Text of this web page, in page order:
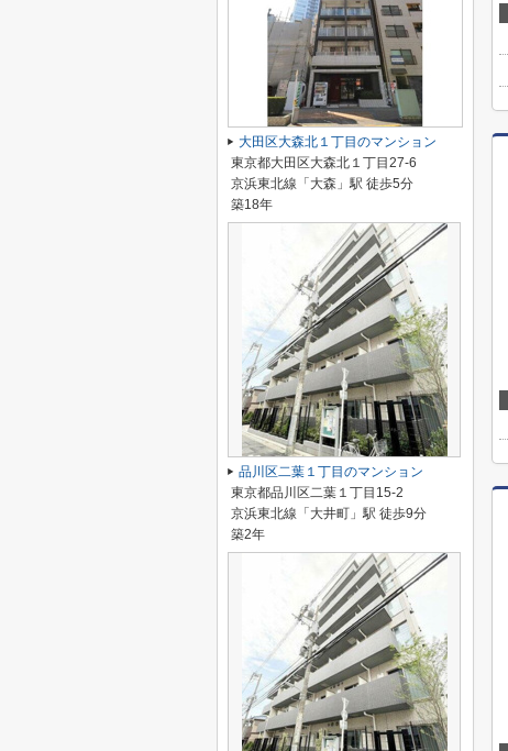
大田区大森北１丁目のマンション
東京都大田区大森北１丁目27-6
京浜東北線「大森」駅 徒歩5分
築18年
品川区二葉１丁目のマンション
東京都品川区二葉１丁目15-2
京浜東北線「大井町」駅 徒歩9分
築2年